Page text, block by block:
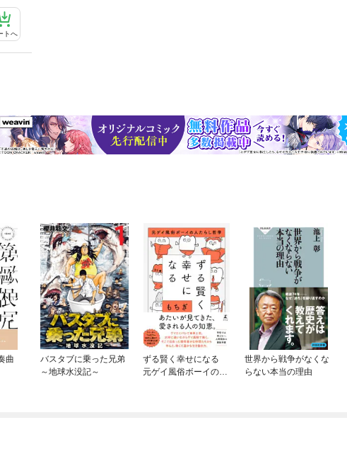
トへ
曲
バスタブに乗った兄弟
～地球水没記～
ずる賢く幸せになる
元ゲイ風俗ボーイの人
世界から戦争がなくな
らない本当の理由